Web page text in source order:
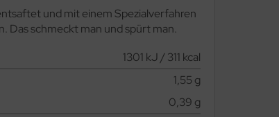
und mit einem Spezialverfahren
Das schmeckt man und spürt man.
1301 kJ / 311 kcal
1,55 g
0,39 g